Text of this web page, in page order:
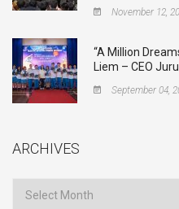
November 12,
“A Million
Liem – CEO
September 04,
ARCHIVES